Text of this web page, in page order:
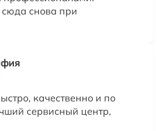
снова при
качественно и по
сервисный центр,